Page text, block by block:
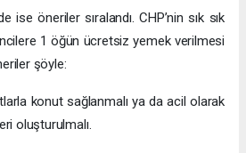
ise öneriler sıralandı. CHP’nin sık sık
1 öğün ücretsiz yemek verilmesi
şöyle:
konut sağlanmalı ya da acil olarak
oluşturulmalı.